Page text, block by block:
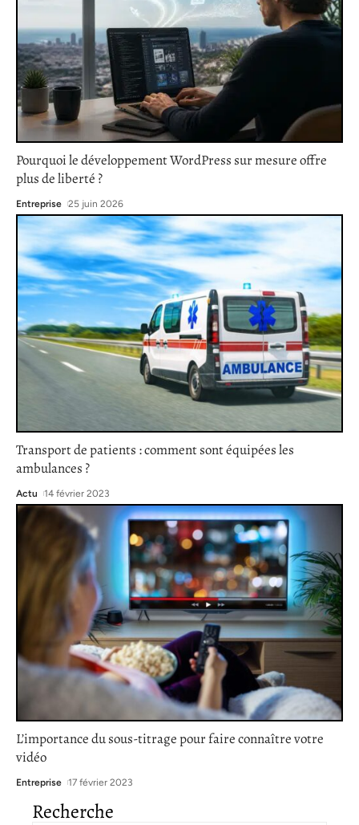
Pourquoi le développement WordPress sur mesure offre
plus de liberté ?
Entreprise 25 juin 2026
Transport de patients : comment sont équipées les
ambulances ?
Actu 14 février 2023
L’importance du sous-titrage pour faire connaître votre
vidéo
Entreprise 17 février 2023
Recherche